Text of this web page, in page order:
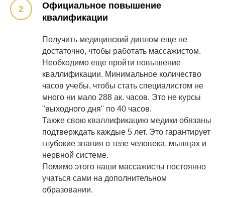
Официальное повышение
квалификации
Получить медицинский диплом еще не
достаточно, чтобы работать массажистом.
Необходимо еще пройти повышение
кваллификации. Минимальное количество
часов учебы, чтобы стать специалистом не
много ни мало 288 ак. часов. Это не курсы
"выходного дня" по 40 часов.
Также свою кваллификацию медики обязаны
подтверждать каждые 5 лет. Это гарантирует
глубокие знания о теле человека, мышцах и
нервной системе.
Помимо этого наши массажисты постоянно
учаться сами на дополнительном
образовании.